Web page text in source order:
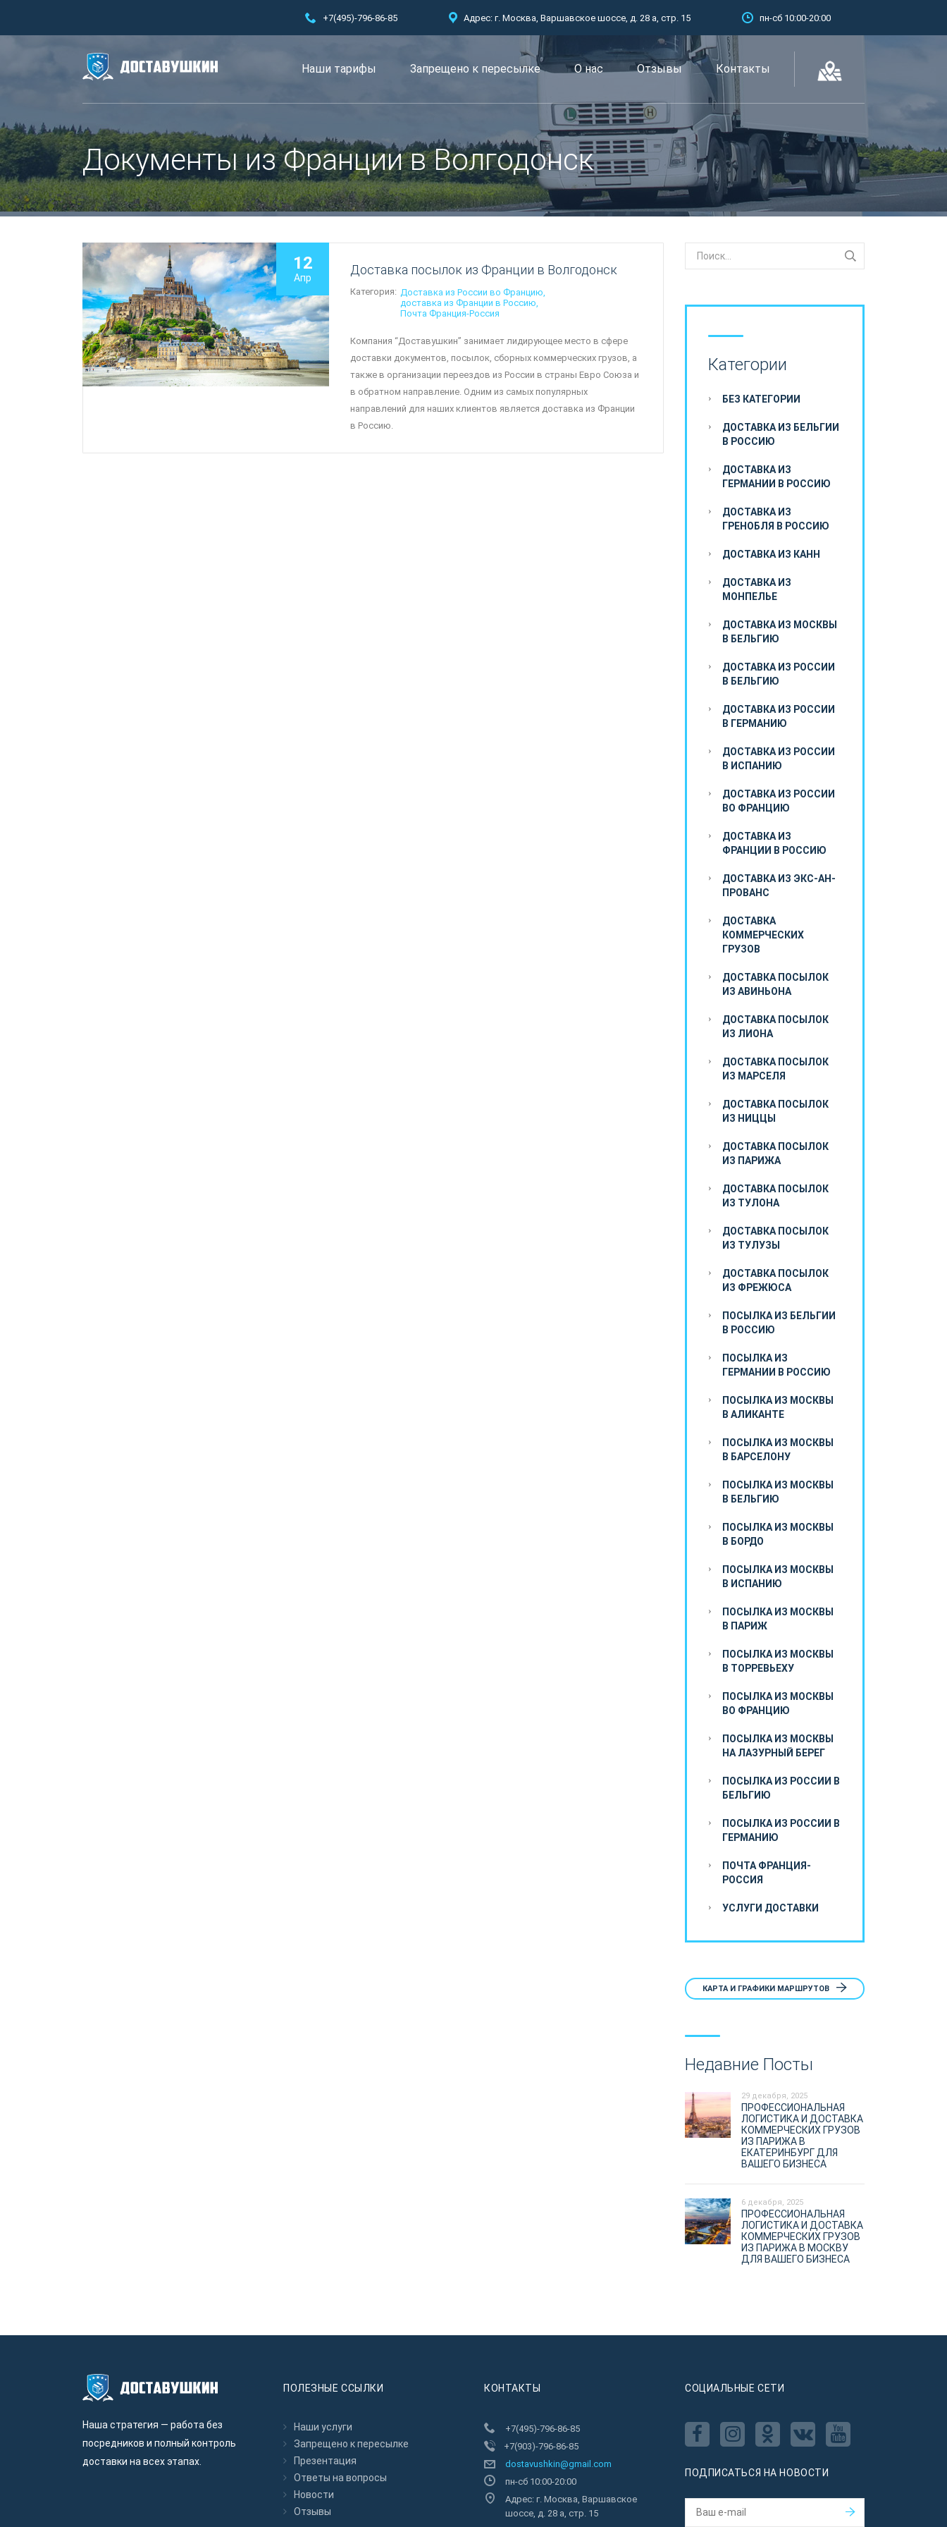
+7(495)-796-86-85 Адрес: г. Москва, Варшавское шоссе, д. 28 а, стр. 15 пн-сб 10:00-20:00
Наши тарифы Запрещено к пересылкe О нас Отзывы Контакты
Документы из Франции в Волгодонск
12
Апр
Доставка посылок из Франции в Волгодонск
Категория: Доставка из России во Францию
доставка из Франции в Россию
Почта Франция-Россия
Компания “Доставушкин” занимает лидирующее место в сфере
доставки документов, посылок, сборных коммерческих грузов, а
также в организации переездов из России в страны Евро Союза и
в обратном направление. Одним из самых популярных
направлений для наших клиентов является доставка из Франции
в Россию.
Категории
БЕЗ КАТЕГОРИИ
ДОСТАВКА ИЗ БЕЛЬГИИ
В РОССИЮ
ДОСТАВКА ИЗ
ГЕРМАНИИ В РОССИЮ
ДОСТАВКА ИЗ
ГРЕНОБЛЯ В РОССИЮ
ДОСТАВКА ИЗ КАНН
ДОСТАВКА ИЗ
МОНПЕЛЬЕ
ДОСТАВКА ИЗ МОСКВЫ
В БЕЛЬГИЮ
ДОСТАВКА ИЗ РОССИИ
В БЕЛЬГИЮ
ДОСТАВКА ИЗ РОССИИ
В ГЕРМАНИЮ
ДОСТАВКА ИЗ РОССИИ
В ИСПАНИЮ
ДОСТАВКА ИЗ РОССИИ
ВО ФРАНЦИЮ
ДОСТАВКА ИЗ
ФРАНЦИИ В РОССИЮ
ДОСТАВКА ИЗ ЭКС-АН-
ПРОВАНС
ДОСТАВКА
КОММЕРЧЕСКИХ
ГРУЗОВ
ДОСТАВКА ПОСЫЛОК
ИЗ АВИНЬОНА
ДОСТАВКА ПОСЫЛОК
ИЗ ЛИОНА
ДОСТАВКА ПОСЫЛОК
ИЗ МАРСЕЛЯ
ДОСТАВКА ПОСЫЛОК
ИЗ НИЦЦЫ
ДОСТАВКА ПОСЫЛОК
ИЗ ПАРИЖА
ДОСТАВКА ПОСЫЛОК
ИЗ ТУЛОНА
ДОСТАВКА ПОСЫЛОК
ИЗ ТУЛУЗЫ
ДОСТАВКА ПОСЫЛОК
ИЗ ФРЕЖЮСА
ПОСЫЛКА ИЗ БЕЛЬГИИ
В РОССИЮ
ПОСЫЛКА ИЗ
ГЕРМАНИИ В РОССИЮ
ПОСЫЛКА ИЗ МОСКВЫ
В АЛИКАНТЕ
ПОСЫЛКА ИЗ МОСКВЫ
В БАРСЕЛОНУ
ПОСЫЛКА ИЗ МОСКВЫ
В БЕЛЬГИЮ
ПОСЫЛКА ИЗ МОСКВЫ
В БОРДО
ПОСЫЛКА ИЗ МОСКВЫ
В ИСПАНИЮ
ПОСЫЛКА ИЗ МОСКВЫ
В ПАРИЖ
ПОСЫЛКА ИЗ МОСКВЫ
В ТОРРЕВЬЕХУ
ПОСЫЛКА ИЗ МОСКВЫ
ВО ФРАНЦИЮ
ПОСЫЛКА ИЗ МОСКВЫ
НА ЛАЗУРНЫЙ БЕРЕГ
ПОСЫЛКА ИЗ РОССИИ В
БЕЛЬГИЮ
ПОСЫЛКА ИЗ РОССИИ В
ГЕРМАНИЮ
ПОЧТА ФРАНЦИЯ-
РОССИЯ
УСЛУГИ ДОСТАВКИ
КАРТА И ГРАФИКИ МАРШРУТОВ
Недавние Посты
29 декабря, 2025
ПРОФЕССИОНАЛЬНАЯ
ЛОГИСТИКА И ДОСТАВКА
КОММЕРЧЕСКИХ ГРУЗОВ
ИЗ ПАРИЖА В
ЕКАТЕРИНБУРГ ДЛЯ
ВАШЕГО БИЗНЕСА
6 декабря, 2025
ПРОФЕССИОНАЛЬНАЯ
ЛОГИСТИКА И ДОСТАВКА
КОММЕРЧЕСКИХ ГРУЗОВ
ИЗ ПАРИЖА В МОСКВУ
ДЛЯ ВАШЕГО БИЗНЕСА
Наша стратегия — работа без
посредников и полный контроль
доставки на всех этапах.
ПОЛЕЗНЫЕ ССЫЛКИ
Наши услуги
Запрещено к пересылкe
Презентация
Ответы на вопросы
Новости
Отзывы
КОНТАКТЫ
+7(495)-796-86-85
+7(903)-796-86-85
dostavushkin@gmail.com
пн-сб 10:00-20:00
Адрес: г. Москва, Варшавское
шоссе, д. 28 а, стр. 15
CОЦИАЛЬНЫЕ СЕТИ
ПОДПИСАТЬСЯ НА НОВОСТИ